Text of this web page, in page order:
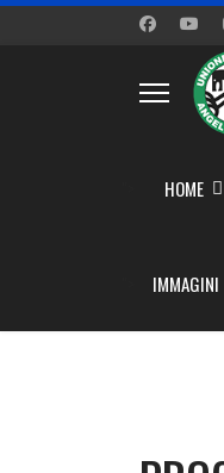
HOME
IMMAGINI